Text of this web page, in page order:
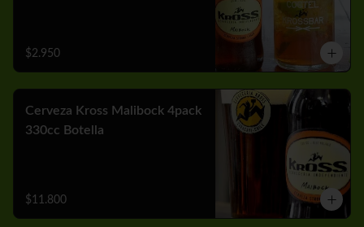
$2.950
Cerveza Kross Malibock 4pack
330cc Botella
$11.800